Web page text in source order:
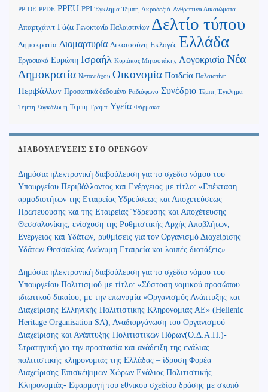
PP-DE PPDE PPEU PPI Έγκλημα Τέμπη Ακροδεξιά Ανθρώπινα Δικαιώματα
Απαρτχάιντ Γάζα Γενοκτονία Παλαιστινίων Δελτίο τύπου
Δημοκρατία Διαμαρτυρία Δικαιοσύνη Εκλογές Ελλάδα
Εργασιακά Ευρώπη Ισραήλ Κυριάκος Μητσοτάκης Λογοκρισία Νέα
Δημοκρατία Νετανιάχου Οικονομία Παιδεία Παλαιστίνη
Περιβάλλον Προσωπικά δεδομένα Ραδιόφωνο Συνέδριο Τέμπη Έγκλημα
Τέμπη Συγκάλυψη Τεμπη Τραμπ Υγεία Φάρμακα
ΔΙΑΒΟΥΛΕΎΣΕΙΣ ΣΤΟ OPENGOV
Δημόσια ηλεκτρονική διαβούλευση για το σχέδιο νόμου του
Υπουργείου Περιβάλλοντος και Ενέργειας με τίτλο: «Επέκταση
αρμοδιοτήτων της Εταιρείας Υδρεύσεως και Αποχετεύσεως
Πρωτευούσης και της Εταιρείας Ύδρευσης και Αποχέτευσης
Θεσσαλονίκης, ενίσχυση της Ρυθμιστικής Αρχής Αποβλήτων,
Ενέργειας και Υδάτων, ρυθμίσεις για τον Οργανισμό Διαχείρισης
Υδάτων Θεσσαλίας Ανώνυμη Εταιρεία και λοιπές διατάξεις»
Δημόσια ηλεκτρονική διαβούλευση για το σχέδιο νόμου του
Υπουργείου Πολιτισμού με τίτλο: «Σύσταση νομικού προσώπου
ιδιωτικού δικαίου, με την επωνυμία «Οργανισμός Ανάπτυξης και
Διαχείρισης Ελληνικής Πολιτιστικής Κληρονομιάς ΑΕ» (Hellenic
Heritage Organisation SA), Αναδιοργάνωση του Οργανισμού
Διαχείρισης και Ανάπτυξης Πολιτιστικών Πόρων(Ο.Δ.Α.Π.)-
Στρατηγική για την προστασία και ανάδειξη της ενάλιας
πολιτιστικής κληρονομιάς της Ελλάδας – ίδρυση Φορέα
Διαχείρισης Επισκέψιμων Χώρων Ενάλιας Πολιτιστικής
Κληρονομιάς- Εφαρμογή του εθνικού σχεδίου δράσης με σκοπό